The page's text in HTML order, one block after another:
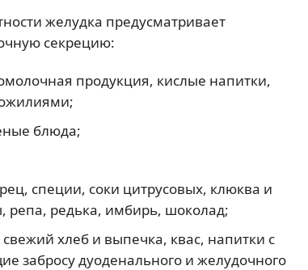
желудка предусматривает
секрецию:
продукция, кислые напитки,
блюда;
специи, соки цитрусовых, клюква и
репа, редька, имбирь, шоколад;
хлеб и выпечка, квас, напитки с
забросу дуоденального и желудочного